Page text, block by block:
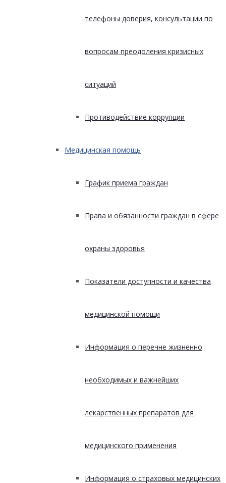
телефоны доверия, консультации по
вопросам преодоления кризисных
ситуаций
Противодействие коррупции
Медицинская помощь
График приема граждан
Права и обязанности граждан в сфере
охраны здоровья
Показатели доступности и качества
медицинской помощи
Информация о перечне жизненно
необходимых и важнейших
лекарственных препаратов для
медицинского применения
Информация о страховых медицинских